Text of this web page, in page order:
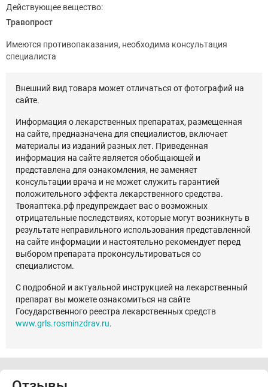
Действующее вещество:
Травопрост
Имеются противопаказания, необходима консультация
специалиста
Внешний вид товара может отличаться от фотографий на
сайте.
Информация о лекарственных препаратах, размещенная
на сайте, предназначена для специалистов, включает
материалы из изданий разных лет. Приведенная
информация на сайте является обобщающей и
представлена для ознакомления, не заменяет
консультации врача и не может служить гарантией
положительного эффекта лекарственного средства.
Твояаптека.рф предупреждает вас о возможных
отрицательные последствиях, которые могут возникнуть в
результате неправильного использования представленной
на сайте информации и настоятельно рекомендует перед
выбором препарата проконсультироваться со
специалистом.
С подробной и актуальной инструкцией на лекарственный
препарат вы можете ознакомиться на сайте
Государственного реестра лекарственных средств
www.grls.rosminzdrav.ru.